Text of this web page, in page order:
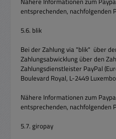
entsprechenden, nachfolgenden
5.6. blik
Bei der Zahlung via "blik" über
Zahlungsabwicklung über den
Zahlungsdienstleister PayPal
Boulevard Royal, L-2449
Nähere Informationen zum
entsprechenden, nachfolgenden
5.7. giropay